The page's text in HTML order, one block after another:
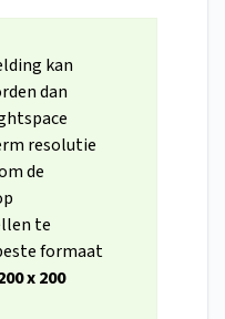
kan
dan
resolutie
de
te
formaat
x 200